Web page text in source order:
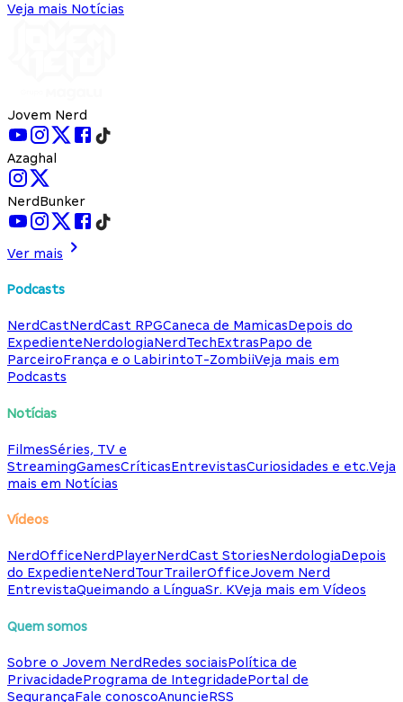
Veja mais Notícias
Jovem Nerd
Azaghal
NerdBunker
Ver mais
Podcasts
NerdCastNerdCast RPGCaneca de MamicasDepois do
ExpedienteNerdologiaNerdTechExtrasPapo de
ParceiroFrança e o LabirintoT-ZombiiVeja mais em
Podcasts
Notícias
FilmesSéries, TV e
StreamingGamesCríticasEntrevistasCuriosidades e etc.Veja
mais em Notícias
Vídeos
NerdOfficeNerdPlayerNerdCast StoriesNerdologiaDepois
do ExpedienteNerdTourTrailerOfficeJovem Nerd
EntrevistaQueimando a LínguaSr. KVeja mais em Vídeos
Quem somos
Sobre o Jovem NerdRedes sociaisPolítica de
PrivacidadePrograma de IntegridadePortal de
SegurançaFale conoscoAnuncieRSS